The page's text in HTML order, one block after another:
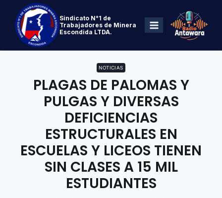
Sindicato N°1 de
Trabajadores de Minera
Escondida LTDA.
NOTICIAS
PLAGAS DE PALOMAS Y
PULGAS Y DIVERSAS
DEFICIENCIAS
ESTRUCTURALES EN
ESCUELAS Y LICEOS TIENEN
SIN CLASES A 15 MIL
ESTUDIANTES